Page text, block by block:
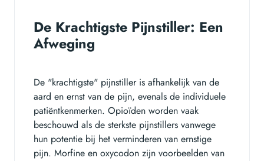
De Krachtigste Pijnstiller: Een
Afweging
De "krachtigste" pijnstiller is afhankelijk van de
aard en ernst van de pijn, evenals de individuele
patiëntkenmerken. Opioïden worden vaak
beschouwd als de sterkste pijnstillers vanwege
hun potentie bij het verminderen van ernstige
pijn. Morfine en oxycodon zijn voorbeelden van